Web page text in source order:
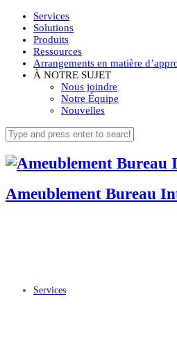
Services
Solutions
Produits
Ressources
Arrangements en matière
À NOTRE SUJET
Nous joindre
Notre Équipe
Nouvelles
Ameublement Bureau
Services